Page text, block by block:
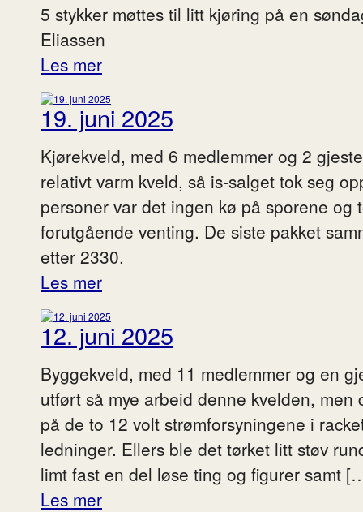
5 stykker møttes til litt kjøring på en
Eliassen
Les mer
19. juni 2025
Kjørekveld, med 6 medlemmer og 2
relativt varm kveld, så is-salget tok seg
personer var det ingen kø på sporene og
forutgående venting. De siste pakket
etter 2330.
Les mer
12. juni 2025
Byggekveld, med 11 medlemmer og en
utført så mye arbeid denne kvelden,
på de to 12 volt strømforsyningene i
ledninger. Ellers ble det tørket litt støv
limt fast en del løse ting og figurer samt
Les mer